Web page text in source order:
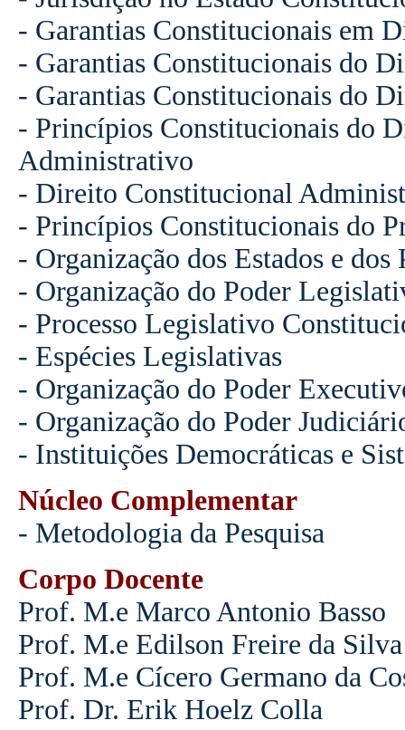
- Garantias Constitucionais em
- Garantias Constitucionais do
- Garantias Constitucionais do
- Princípios Constitucionais do
Administrativo
- Direito Constitucional
- Princípios Constitucionais do
- Organização dos Estados e dos
- Organização do Poder
- Processo Legislativo
- Espécies Legislativas
- Organização do Poder
- Organização do Poder
- Instituições Democráticas e
Núcleo Complementar
- Metodologia da Pesquisa
Corpo Docente
Prof. M.e Marco Antonio Basso
Prof. M.e Edilson Freire da Silva
Prof. M.e Cícero Germano da
Prof. Dr. Erik Hoelz Colla